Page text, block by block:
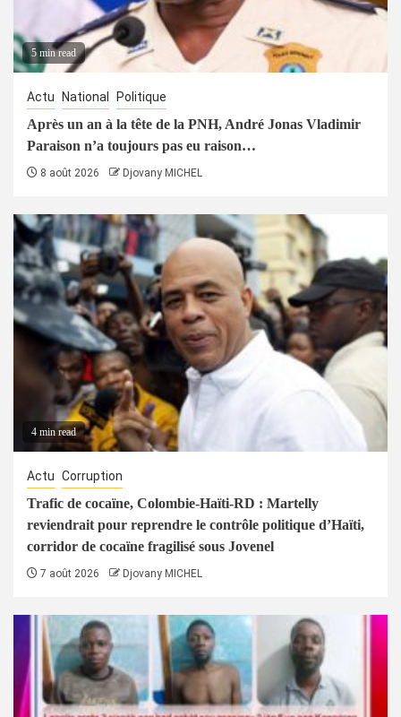
5 min read
Actu National Politique
Après un an à la tête de la PNH, André Jonas Vladimir
Paraison n’a toujours pas eu raison…
8 août 2026 Djovany MICHEL
4 min read
Actu Corruption
Trafic de cocaïne, Colombie-Haïti-RD : Martelly
reviendrait pour reprendre le contrôle politique d’Haïti,
corridor de cocaïne fragilisé sous Jovenel
7 août 2026 Djovany MICHEL